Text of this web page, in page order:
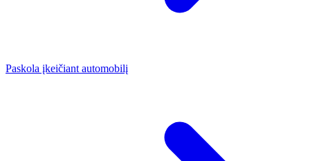
Paskola įkeičiant automobilį